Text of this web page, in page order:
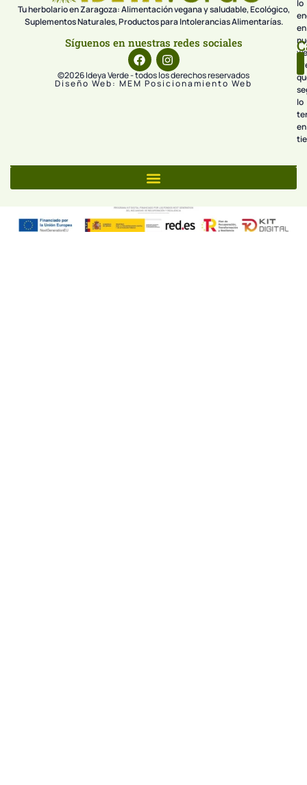
Tu herbolario en Zaragoza: Alimentación vegana y saludable, Ecológico,
Suplementos Naturales, Productos para Intolerancias Alimentarías.
Síguenos en nuestras redes sociales
©2026 Ideya Verde - todos los derechos reservados
Diseño Web: MEM Posicionamiento Web
lo
en
lo
en